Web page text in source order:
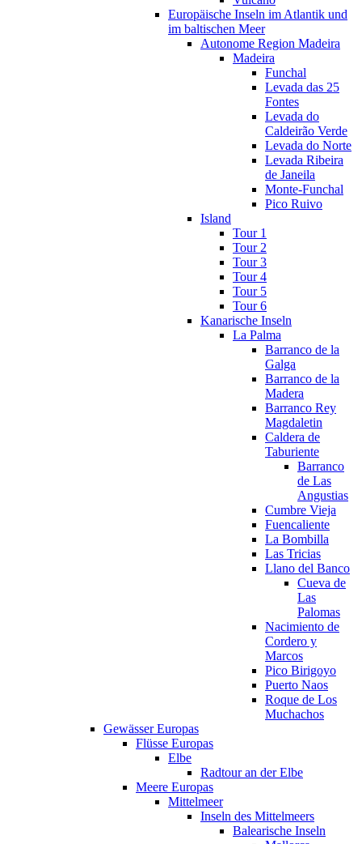
Europäische Inseln im Atlantik und
im baltischen Meer
Autonome Region Madeira
Madeira
Funchal
Levada das 25
Fontes
Levada do
Caldeirão Verde
Levada do Norte
Levada Ribeira
de Janeila
Monte-Funchal
Pico Ruivo
Island
Tour 1
Tour 2
Tour 3
Tour 4
Tour 5
Tour 6
Kanarische Inseln
La Palma
Barranco de la
Galga
Barranco de la
Madera
Barranco Rey
Magdaletin
Caldera de
Taburiente
Barranco
de Las
Angustias
Cumbre Vieja
Fuencaliente
La Bombilla
Las Tricias
Llano del Banco
Cueva de
Las
Palomas
Nacimiento de
Cordero y
Marcos
Pico Birigoyo
Puerto Naos
Roque de Los
Muchachos
Gewässer Europas
Flüsse Europas
Elbe
Radtour an der Elbe
Meere Europas
Mittelmeer
Inseln des Mittelmeers
Balearische Inseln